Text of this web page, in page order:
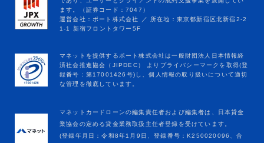
マネットカードローンの編集責任者および編集者は、日本貸金
業協会の定める貸金業務取扱主任者登録を受けています。
(登録年月日：令和8年1月9日、登録番号：K250020096、合